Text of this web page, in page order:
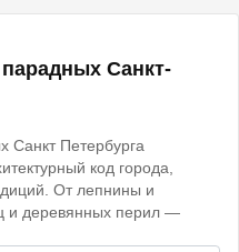
Санкт-
Санкт Петербурга
код города,
От лепнины и
и деревянных перил —